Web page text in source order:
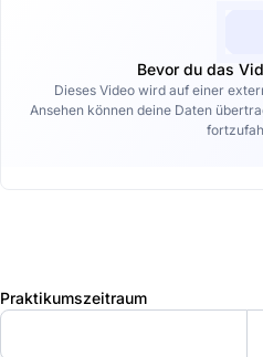
Bevor du das
Dieses Video wird auf einer
Ansehen können deine Daten
Praktikumszeitraum